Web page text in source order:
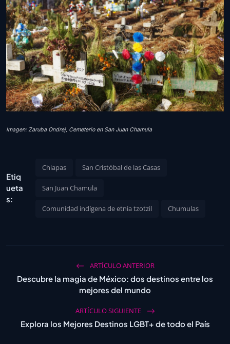
Imagen: Zaruba Ondrej, Cemeterio en San Juan Chamula
Etiq
ueta
s:
Chiapas San Cristóbal de las Casas
San Juan Chamula
Comunidad indígena de etnia tzotzil Chumulas
ARTÍCULO ANTERIOR
Descubre la magia de México: dos destinos entre los
mejores del mundo
ARTÍCULO SIGUIENTE
Explora los Mejores Destinos LGBT+ de todo el País